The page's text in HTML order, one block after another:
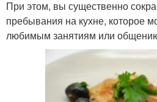
При этом, вы существенно
пребывания на кухне, которое
любимым занятиям или